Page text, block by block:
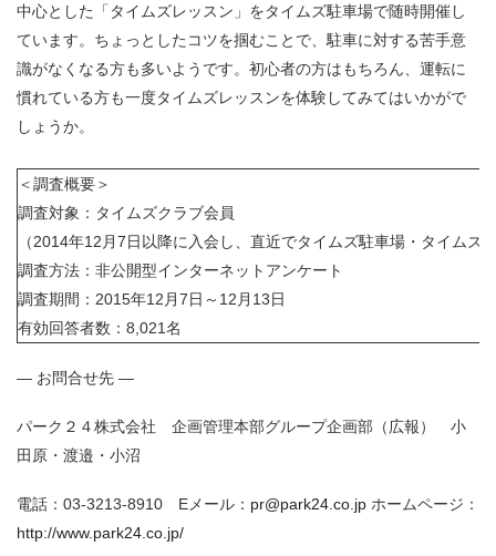
中心とした「タイムズレッスン」をタイムズ駐車場で随時開催し
ています。ちょっとしたコツを掴むことで、駐車に対する苦手意
識がなくなる方も多いようです。初心者の方はもちろん、運転に
慣れている方も一度タイムズレッスンを体験してみてはいかがで
しょうか。
＜調査概要＞
調査対象：タイムズクラブ会員
（2014年12月7日以降に入会し、直近でタイムズ駐車場・タイム
調査方法：非公開型インターネットアンケート
調査期間：2015年12月7日～12月13日
有効回答者数：8,021名
― お問合せ先 ―
パーク２４株式会社 企画管理本部グループ企画部（広報） 小
田原・渡邉・小沼
電話：03-3213-8910 Eメール： pr@park24.co.jp ホームページ：
http://www.park24.co.jp/